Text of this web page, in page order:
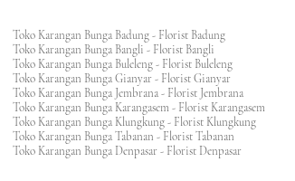
Toko Karangan Bunga Badung - Florist Badung
Toko Karangan Bunga Bangli - Florist Bangli
Toko Karangan Bunga Buleleng - Florist Buleleng
Toko Karangan Bunga Gianyar - Florist Gianyar
Toko Karangan Bunga Jembrana - Florist Jembrana
Toko Karangan Bunga Karangasem - Florist Karangasem
Toko Karangan Bunga Klungkung - Florist Klungkung
Toko Karangan Bunga Tabanan - Florist Tabanan
Toko Karangan Bunga Denpasar - Florist Denpasar